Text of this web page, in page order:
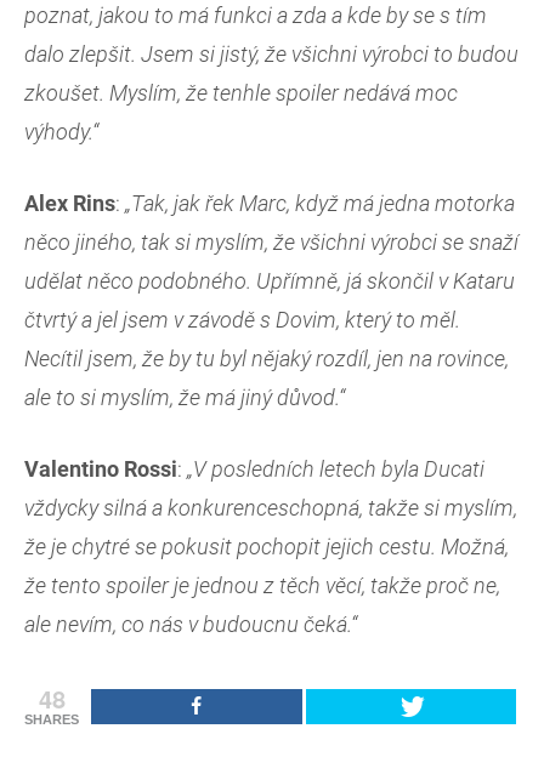
poznat, jakou to má funkci a zda a kde by se s tím
dalo zlepšit. Jsem si jistý, že všichni výrobci to budou
zkoušet. Myslím, že tenhle spoiler nedává moc
výhody.“
Alex Rins: „Tak, jak řek Marc, když má jedna motorka
něco jiného, tak si myslím, že všichni výrobci se snaží
udělat něco podobného. Upřímně, já skončil v Kataru
čtvrtý a jel jsem v závodě s Dovim, který to měl.
Necítil jsem, že by tu byl nějaký rozdíl, jen na rovince,
ale to si myslím, že má jiný důvod.“
Valentino Rossi: „V posledních letech byla Ducati
vždycky silná a konkurenceschopná, takže si myslím,
že je chytré se pokusit pochopit jejich cestu. Možná,
že tento spoiler je jednou z těch věcí, takže proč ne,
ale nevím, co nás v budoucnu čeká.“
48
SHARES